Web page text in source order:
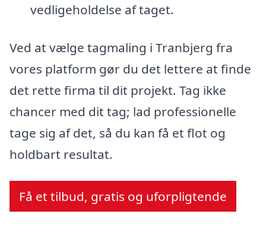
vedligeholdelse af taget.
Ved at vælge tagmaling i Tranbjerg fra
vores platform gør du det lettere at finde
det rette firma til dit projekt. Tag ikke
chancer med dit tag; lad professionelle
tage sig af det, så du kan få et flot og
holdbart resultat.
Få et tilbud, gratis og uforpligtende